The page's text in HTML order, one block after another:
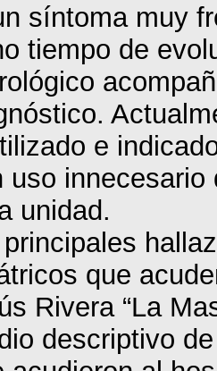
síntoma muy
tiempo de
e
uso
unidad.
que
Rivera “La
descriptivo